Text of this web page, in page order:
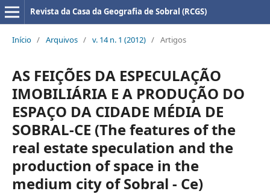
Revista da Casa da Geografia de Sobral (RCGS)
Início / Arquivos / v. 14 n. 1 (2012) / Artigos
AS FEIÇÕES DA ESPECULAÇÃO
IMOBILIÁRIA E A PRODUÇÃO DO
ESPAÇO DA CIDADE MÉDIA DE
SOBRAL-CE (The features of the
real estate speculation and the
production of space in the
medium city of Sobral - Ce)